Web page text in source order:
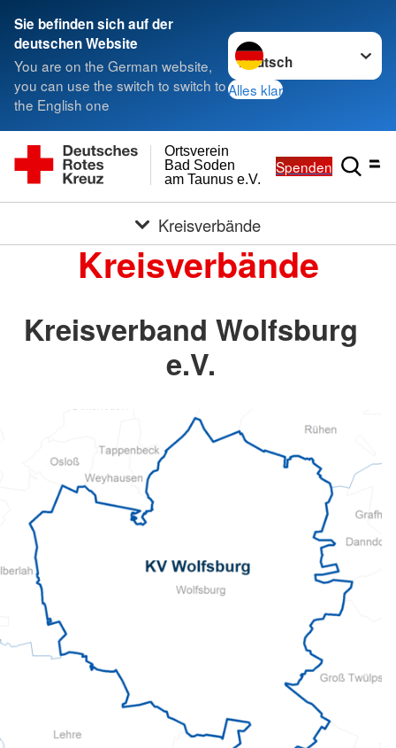
Sie befinden sich auf der
deutschen Website
You are on the German website,
you can use the switch to switch to
the English one
Sprache wechseln zu
Alles klar
am Taunus e.V.
Bad Soden
Ortsverein
Spenden
Kreisverbände
Kreisverbände
Kreisverband Wolfsburg
e.V.